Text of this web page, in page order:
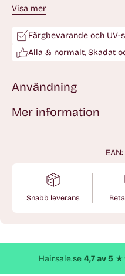
lyster.
Visa mer
Färgbevarande och UV-
Alla & normalt, Skadat
Användning
Mer information
EAN:
Snabb leverans
produkt
Hairsale.se 4,7 av 5